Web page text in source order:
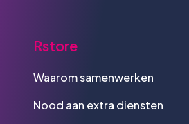
Rstore
Waarom samenwerken
Nood aan extra diensten